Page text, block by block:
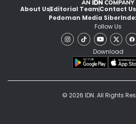
About UsEditorial TeamContact Us
Pedoman Media Siber
Follow Us
Download
© 2026 IDN. All Rights